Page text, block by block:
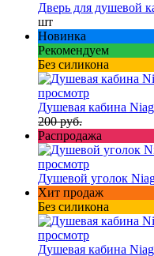
Дверь для душевой
шт
Новинка
Рекомендуем
Без силикона
просмотр
Душевая кабина
200 руб.
Распродажа
просмотр
Душевой уголок
Хит продаж
Без силикона
просмотр
Душевая кабина